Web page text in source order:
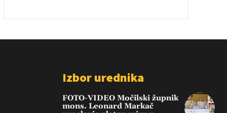
Izbor urednika
FOTO-VIDEO Močilski župnik
mons. Leonard Markač